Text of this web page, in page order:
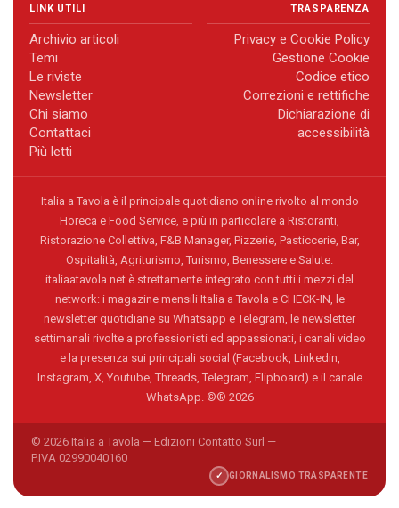
LINK UTILI
Archivio articoli
Temi
Le riviste
Newsletter
Chi siamo
Contattaci
Più letti
TRASPARENZA
Privacy e Cookie Policy
Gestione Cookie
Codice etico
Correzioni e rettifiche
Dichiarazione di
accessibilità
Italia a Tavola è il principale quotidiano online rivolto al mondo
Horeca e Food Service, e più in particolare a Ristoranti,
Ristorazione Collettiva, F&B Manager, Pizzerie, Pasticcerie, Bar,
Ospitalità, Agriturismo, Turismo, Benessere e Salute.
italiaatavola.net è strettamente integrato con tutti i mezzi del
network: i magazine mensili Italia a Tavola e CHECK-IN, le
newsletter quotidiane su Whatsapp e Telegram, le newsletter
settimanali rivolte a professionisti ed appassionati, i canali video
e la presenza sui principali social (Facebook, Linkedin,
Instagram, X, Youtube, Threads, Telegram, Flipboard) e il canale
WhatsApp. ©® 2026
© 2026 Italia a Tavola — Edizioni Contatto Surl —
P.IVA 02990040160
✓ GIORNALISMO TRASPARENTE